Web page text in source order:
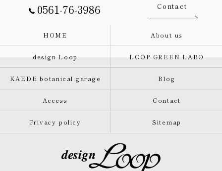
0561-76-3986 Contact
HOME About us
design Loop LOOP GREEN LABO
KAEDE botanical garage Blog
Access Contact
Privacy policy Sitemap